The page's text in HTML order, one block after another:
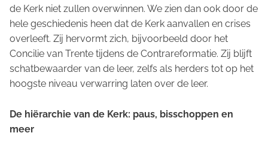
de Kerk niet zullen overwinnen. We zien dan ook door de
hele geschiedenis heen dat de Kerk aanvallen en crises
overleeft. Zij hervormt zich, bijvoorbeeld door het
Concilie van Trente tijdens de Contrareformatie. Zij blijft
schatbewaarder van de leer, zelfs als herders tot op het
hoogste niveau verwarring laten over de leer.
De hiërarchie van de Kerk: paus, bisschoppen en
meer